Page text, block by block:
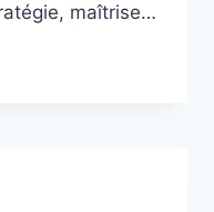
maîtrise…